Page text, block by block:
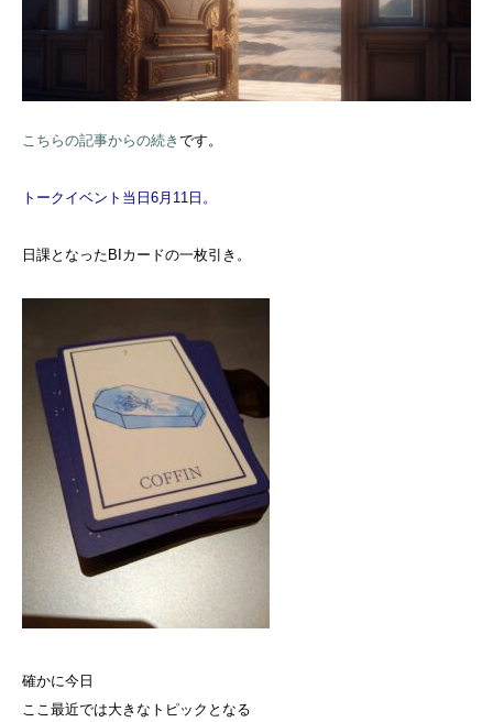
こちらの記事からの続き です。
トークイベント当日6月11日。
日課となったBIカードの一枚引き。
確かに今日
ここ最近では大きなトピックとなる